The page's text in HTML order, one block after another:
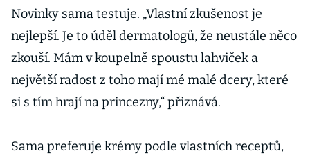
Novinky sama testuje. „Vlastní zkušenost je
nejlepší. Je to úděl dermatologů, že neustále něco
zkouší. Mám v koupelně spoustu lahviček a
největší radost z toho mají mé malé dcery, které
si s tím hrají na princezny,“ přiznává.
Sama preferuje krémy podle vlastních receptů,